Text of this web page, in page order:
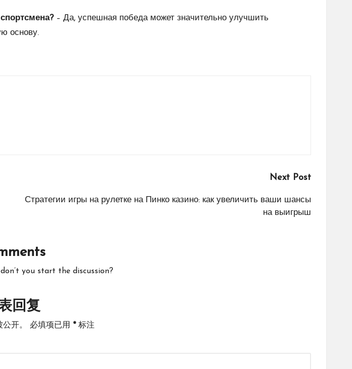
– Да, успешная победа может значительно улучшить
основу.
Next Post
Стратегии игры на рулетке на Пинко казино: как увеличить ваши шансы
на выигрыш
you start the discussion?
回复
开。 必填项已用 *标注